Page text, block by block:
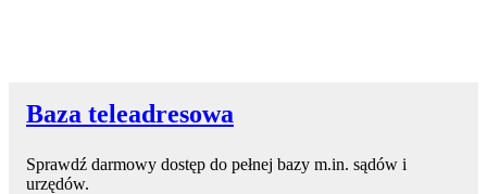
Baza teleadresowa
Sprawdź darmowy dostęp do pełnej bazy m.in. sądów i
urzędów.